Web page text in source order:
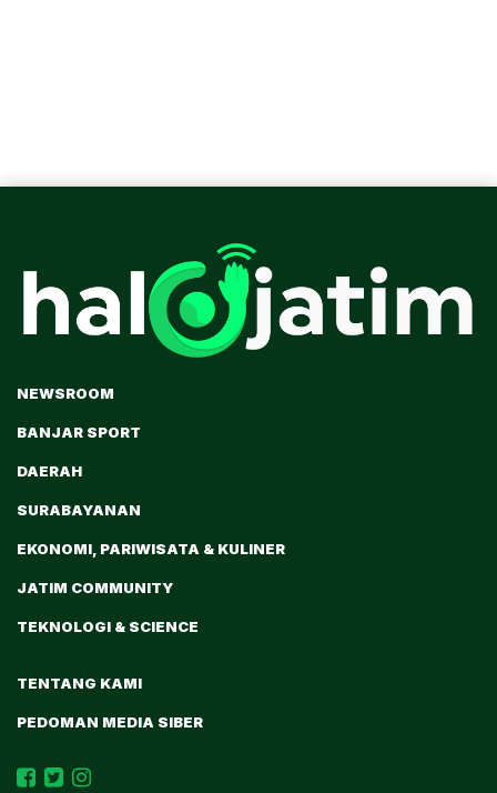
NEWSROOM
BANJAR SPORT
DAERAH
SURABAYANAN
EKONOMI, PARIWISATA & KULINER
JATIM COMMUNITY
TEKNOLOGI & SCIENCE
TENTANG KAMI
PEDOMAN MEDIA SIBER